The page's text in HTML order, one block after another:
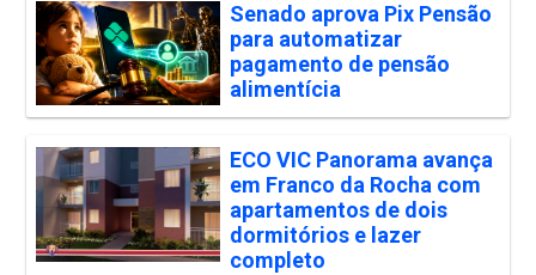
Senado aprova Pix Pensão
para automatizar
pagamento de pensão
alimentícia
ECO VIC Panorama avança
em Franco da Rocha com
apartamentos de dois
dormitórios e lazer
completo